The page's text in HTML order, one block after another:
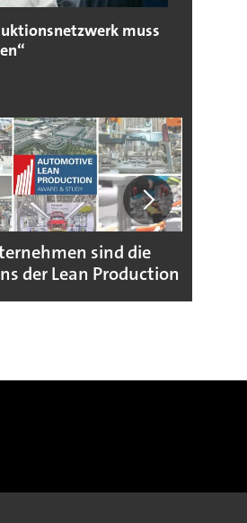
muss
sind die
der Lean Production